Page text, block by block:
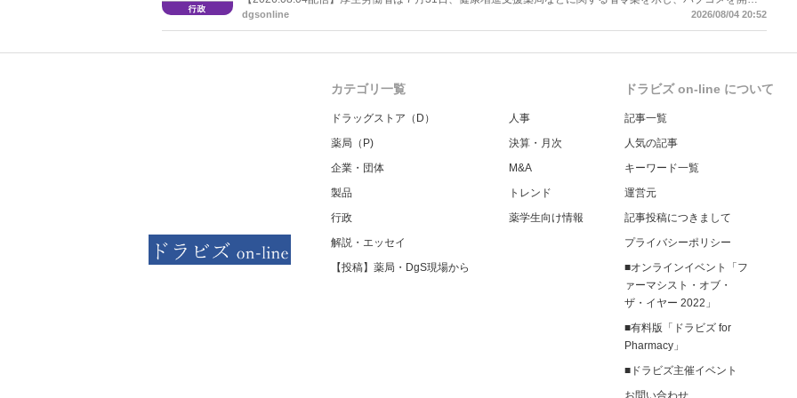
した。受診勧奨を行った後に、当該医療機関や連携機関に対して、利用者の相談内容や薬剤及び医薬品に関す
dgsonline 2026/08/04 20:52
カテゴリ一覧
ドラッグストア（D）
薬局（P)
企業・団体
製品
行政
解説・エッセイ
【投稿】薬局・DgS現場から
人事
決算・月次
M&A
トレンド
薬学生向け情報
ドラビズ on-line について
記事一覧
人気の記事
キーワード一覧
運営元
記事投稿につきまして
プライバシーポリシー
■オンラインイベント「フ
ァーマシスト・オブ・
ザ・イヤー 2022」
■有料版「ドラビズ for
Pharmacy」
■ドラビズ主催イベント
お問い合わせ